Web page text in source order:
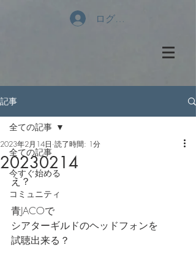
ログイン
記事
全ての記事
今すぐ始める
コミュニティ
全ての記事
20230214
2023年2月14日 読了時間: 1分
え？
青JACOで
シアターギルドのヘッドフォンを
試聴出来る？